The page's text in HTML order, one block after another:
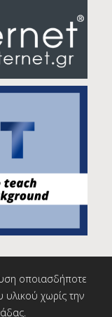
οποιασδήποτε
χωρίς την